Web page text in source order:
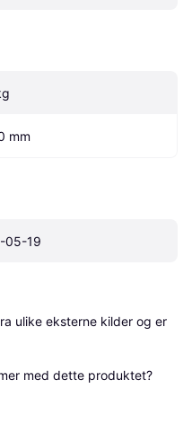
mm
05-19
ulike eksterne kilder og er
med dette produktet?